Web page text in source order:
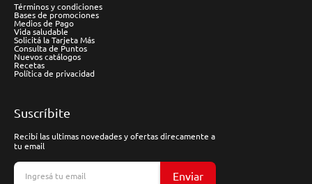
Términos y condiciones
Bases de promociones
Medios de Pago
Vida saludable
Solicitá la Tarjeta Más
Consulta de Puntos
Nuevos catálogos
Recetas
Política de privacidad
Suscríbite
Recibí las ultimas novedades y ofertas direcamente a
tu email
Enviar